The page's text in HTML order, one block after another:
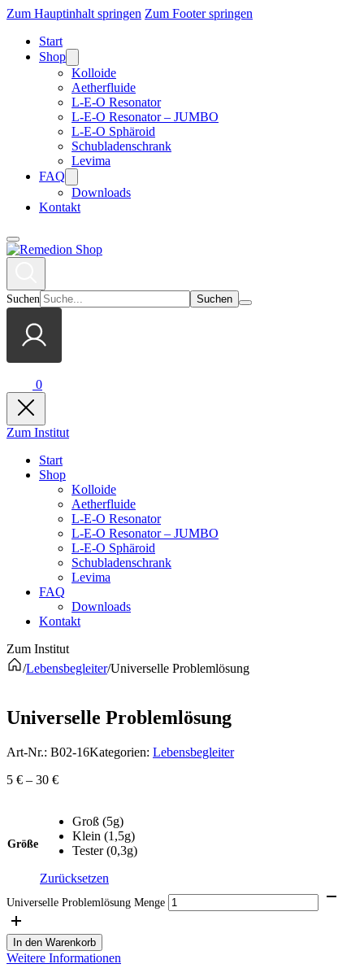
Zum Hauptinhalt springen Zum Footer springen
Start
Shop
Kolloide
Aetherfluide
L-E-O Resonator
L-E-O Resonator – JUMBO
L-E-O Sphäroid
Schubladenschrank
Levima
FAQ
Downloads
Kontakt
Suchen
0
Zum Institut
Start
Shop
Kolloide
Aetherfluide
L-E-O Resonator
L-E-O Resonator – JUMBO
L-E-O Sphäroid
Schubladenschrank
Levima
FAQ
Downloads
Kontakt
Zum Institut
/Lebensbegleiter/Universelle Problemlösung
Universelle Problemlösung
Art-Nr.: B02-16Kategorien: Lebensbegleiter
5 € – 30 €
Größe
Groß (5g)
Klein (1,5g)
Tester (0,3g)
Zurücksetzen
Universelle Problemlösung Menge
In den Warenkorb
Weitere Informationen